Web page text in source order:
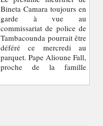
Bineta Camara toujours en
garde à vue au
commissariat de police de
Tambacounda pourrait être
déféré ce mercredi au
parquet. Pape Alioune Fall,
proche de la famille